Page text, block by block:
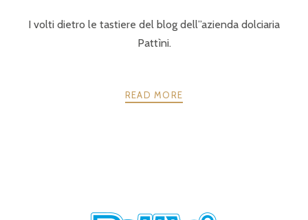
I volti dietro le tastiere del blog dell”azienda dolciaria
Pattìni.
READ MORE